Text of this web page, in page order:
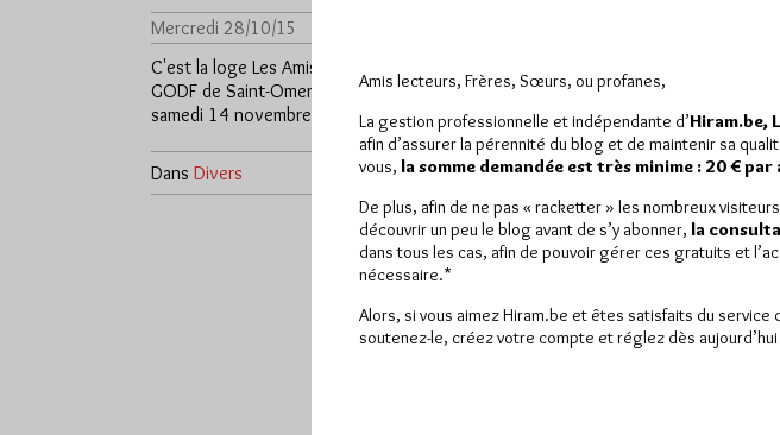
Mercredi 28/10/15
C'est la loge Les Amis Réunis du
GODF de Saint-Omer qui organise
samedi 14 novembre à 17 h 30 au…
Dans Divers 0 commentaire
Amis lecteurs, Frères, Sœurs, ou profanes,
La gestion professionnelle et indépendante d’Hiram.be,
afin d’assurer la pérennité du blog et de maintenir sa
vous, la somme demandée est très minime : 20 € par
De plus, afin de ne pas « racketter » les nombreux
découvrir un peu le blog avant de s’y abonner, la
dans tous les cas, afin de pouvoir gérer ces gratuits et
nécessaire.*
Alors, si vous aimez Hiram.be et êtes satisfaits du service
soutenez-le, créez votre compte et réglez dès